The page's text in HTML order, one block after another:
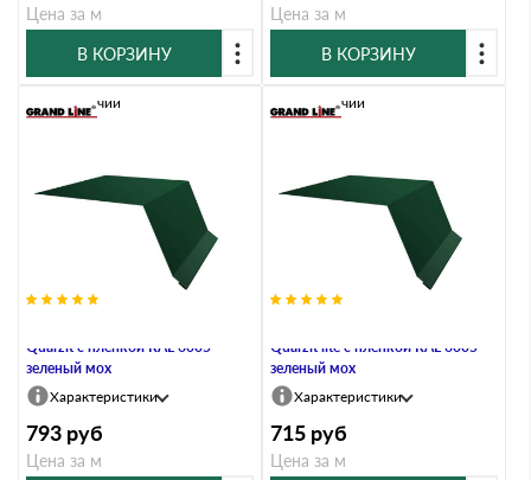
Цена за м
В КОРЗИНУ
Цена за м
В КОРЗИНУ
Quarzit с пленкой RAL 6005
зеленый мох
В наличии
Характеристики
793 руб
Цена за м
Quarzit lite с пленкой RAL 6005
зеленый мох
В наличии
Характеристики
715 руб
Цена за м